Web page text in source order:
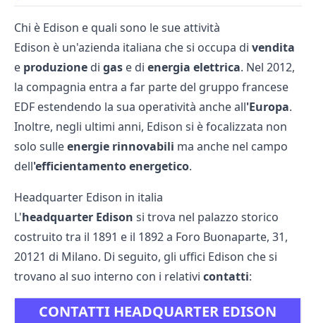
Chi è Edison e quali sono le sue attività
Edison è un'azienda italiana che si occupa di vendita
e produzione di gas e di energia elettrica. Nel 2012,
la compagnia entra a far parte del gruppo francese
EDF estendendo la sua operatività anche all'Europa.
Inoltre, negli ultimi anni, Edison si è focalizzata non
solo sulleenergie rinnovabili ma anche nel campo
dell'efficientamento energetico.
Headquarter Edison in italia
L'headquarter Edison si trova nel palazzo storico
costruito tra il 1891 e il 1892 a Foro Buonaparte, 31,
20121 di Milano. Di seguito, gli uffici Edison che si
trovano al suo interno con i relativi contatti:
CONTATTI HEADQUARTER EDISON